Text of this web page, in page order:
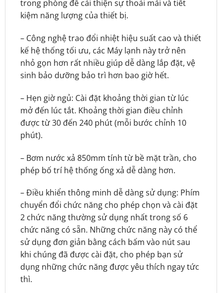
trong phòng để cải thiện sự thoải mái và tiết
kiệm năng lượng của thiết bị.
– Công nghệ trao đổi nhiệt hiệu suất cao và thiết
kế hệ thống tối ưu, các Máy lạnh này trở nên
nhỏ gọn hơn rất nhiều giúp dễ dàng lắp đặt, vệ
sinh bảo dưỡng bảo trì hơn bao giờ hết.
– Hẹn giờ ngủ: Cài đặt khoảng thời gian từ lúc
mở đến lúc tắt. Khoảng thời gian điều chỉnh
được từ 30 đến 240 phút (mỗi bước chỉnh 10
phút).
– Bơm nước xả 850mm tính từ bề mặt trần, cho
phép bố trí hệ thống ống xả dễ dàng hơn.
– Điều khiển thông minh dễ dàng sử dụng: Phím
chuyển đổi chức năng cho phép chọn và cài đặt
2 chức năng thường sử dụng nhất trong số 6
chức năng có sẵn. Những chức năng này có thể
sử dụng đơn giản bằng cách bấm vào nút sau
khi chúng đã được cài đặt, cho phép bạn sử
dụng những chức năng được yêu thích ngay tức
thì.